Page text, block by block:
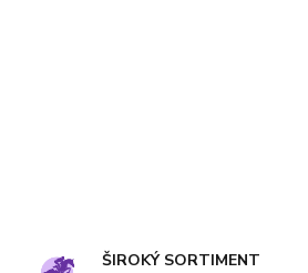
ŠIROKÝ SORTIMENT